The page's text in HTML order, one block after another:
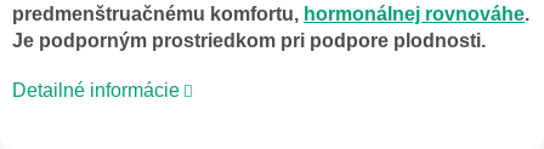
predmenštruačnému komfortu, hormonálnej rovnováhe.
Je podporným prostriedkom pri podpore plodnosti.
Detailné informácie